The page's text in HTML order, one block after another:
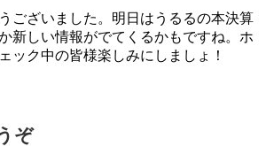
ございました。明日はうるるの本決算
新しい情報がでてくるかもですね。ホ
ック中の皆様楽しみにしましょ！
ぞ